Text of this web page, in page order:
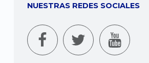
NUESTRAS REDES SOCIALES